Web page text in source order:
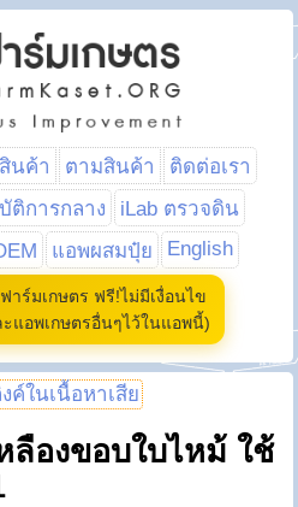
สินค้า ตามสินค้า
ติดต่อเรา
ติการกลาง
iLab ตรวจดิน
แอพผสมปุ๋ย English
าร์มเกษตร ฟรี!ไม่มีเงื่อนไข
แอพเกษตรอื่นๆไว้ในแอพนี้)
ค์ในเนื้อหาเสีย
ลืองขอบใบไหม้ ใช้